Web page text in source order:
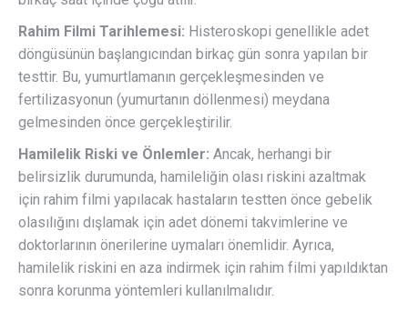
Rahim Filmi Tarihlemesi: Histeroskopi genellikle adet
döngüsünün başlangıcından birkaç gün sonra yapılan bir
testtir. Bu, yumurtlamanın gerçekleşmesinden ve
fertilizasyonun (yumurtanın döllenmesi) meydana
gelmesinden önce gerçekleştirilir.
Hamilelik Riski ve Önlemler: Ancak, herhangi bir
belirsizlik durumunda, hamileliğin olası riskini azaltmak
için rahim filmi yapılacak hastaların testten önce gebelik
olasılığını dışlamak için adet dönemi takvimlerine ve
doktorlarının önerilerine uymaları önemlidir. Ayrıca,
hamilelik riskini en aza indirmek için rahim filmi yapıldıktan
sonra korunma yöntemleri kullanılmalıdır.